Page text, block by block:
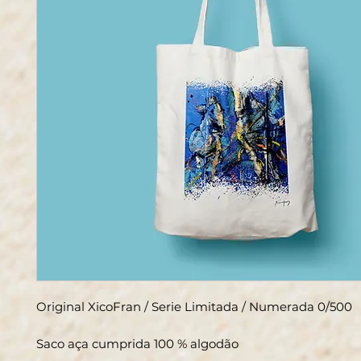
Original XicoFran / Serie Limitada / Numerada 0/500
Saco aça cumprida 100 % algodão